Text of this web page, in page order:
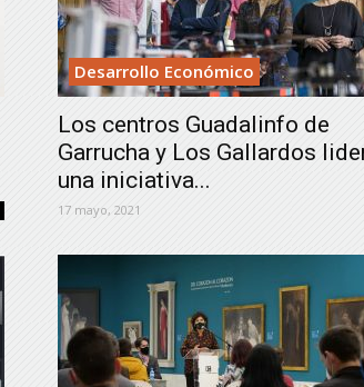
Desarrollo Económico
Los centros Guadalinfo de
Garrucha y Los Gallardos
una iniciativa...
17 mayo, 2021